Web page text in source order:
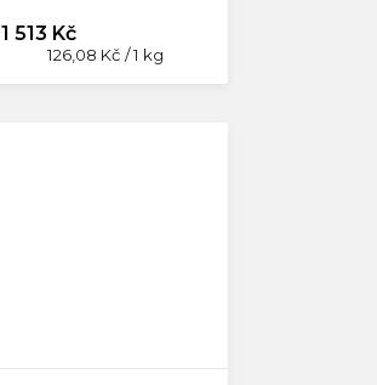
1 513 Kč
Měrná
126,08 Kč / 1 kg